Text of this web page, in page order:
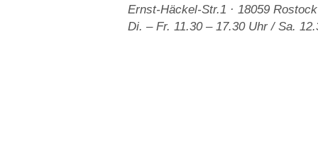
Ernst-Häckel-Str.1 · 18059 Rostock
Di. – Fr. 11.30 – 17.30 Uhr / Sa.